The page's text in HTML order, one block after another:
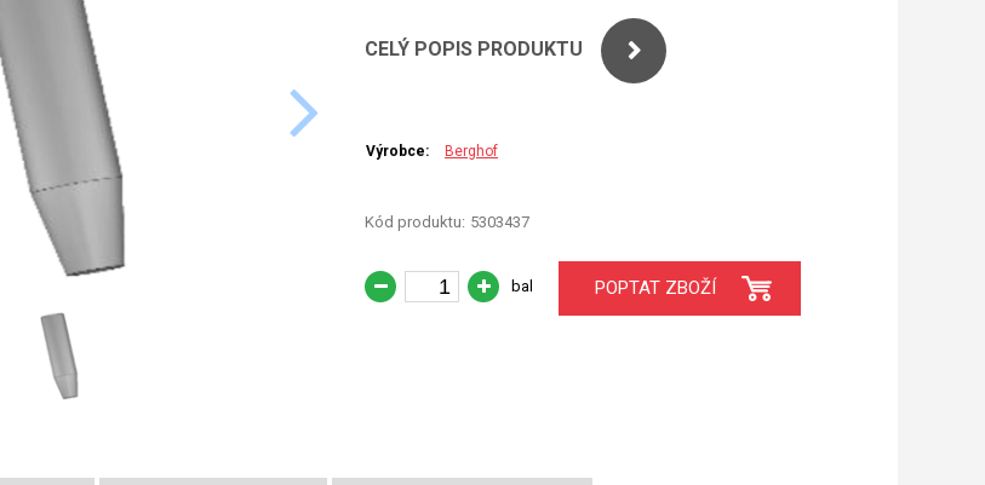
CELÝ POPIS PRODUKTU
Výrobce: Berghof
Kód produktu: 5303437
bal POPTAT ZBOŽÍ